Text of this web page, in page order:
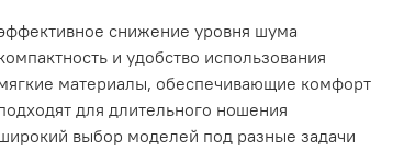
снижение уровня шума
и удобство использования
материалы, обеспечивающие комфорт
для длительного ношения
выбор моделей под разные задачи